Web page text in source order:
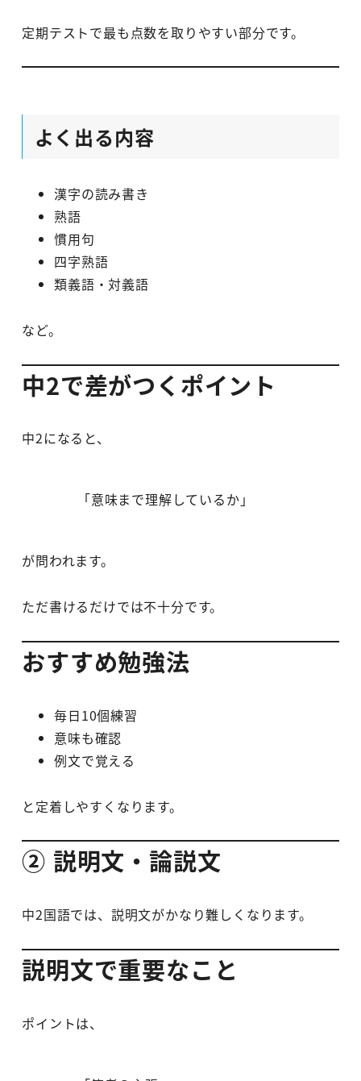
定期テストで最も点数を取りやすい部分です。
よく出る内容
漢字の読み書き
熟語
慣用句
四字熟語
類義語・対義語
など。
中2で差がつくポイント
中2になると、
「意味まで理解しているか」
が問われます。
ただ書けるだけでは不十分です。
おすすめ勉強法
毎日10個練習
意味も確認
例文で覚える
と定着しやすくなります。
② 説明文・論説文
中2国語では、説明文がかなり難しくなります。
説明文で重要なこと
ポイントは、